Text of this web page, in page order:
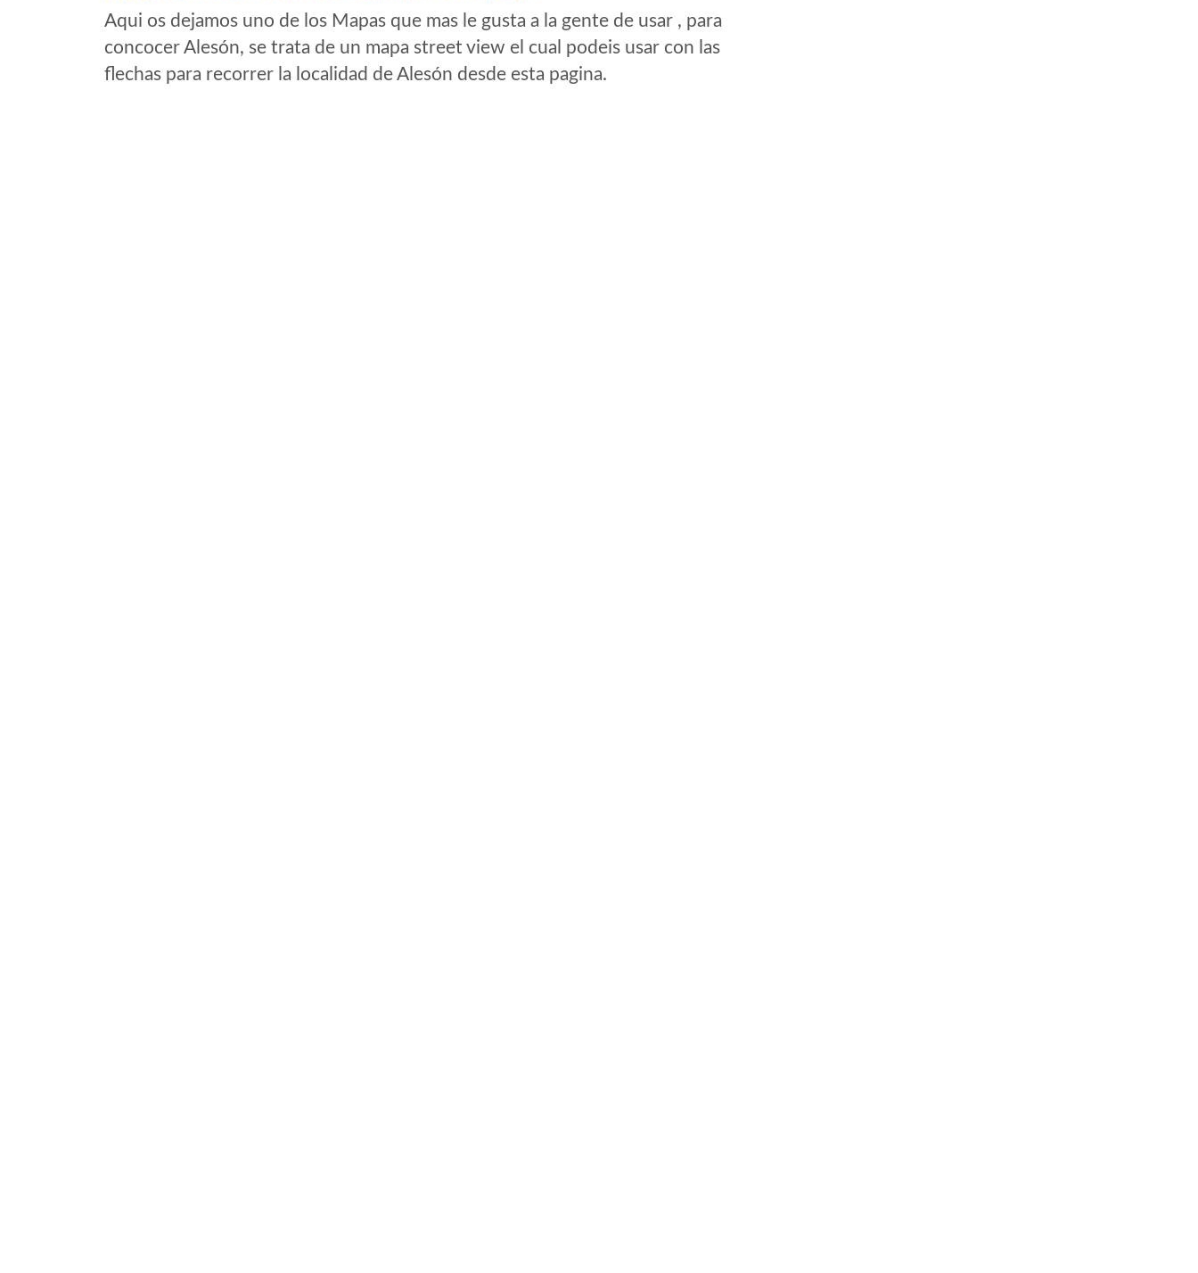
Aqui os dejamos uno de los Mapas que mas le gusta a la gente de usar , para
concocer Alesón, se trata de un mapa street view el cual podeis usar con las
flechas para recorrer la localidad de Alesón desde esta pagina.